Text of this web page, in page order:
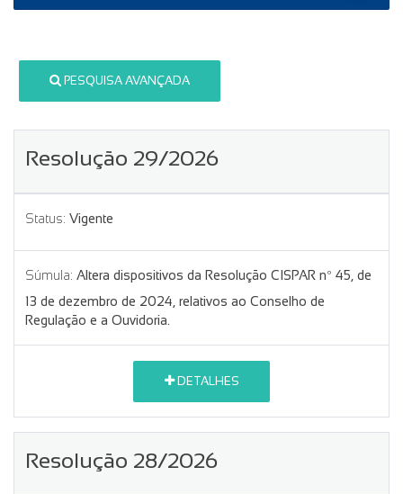
PESQUISA AVANÇADA
Resolução 29/2026
Status: Vigente
Súmula: Altera dispositivos da Resolução CISPAR nº 45, de
13 de dezembro de 2024, relativos ao Conselho de
Regulação e a Ouvidoria.
DETALHES
Resolução 28/2026